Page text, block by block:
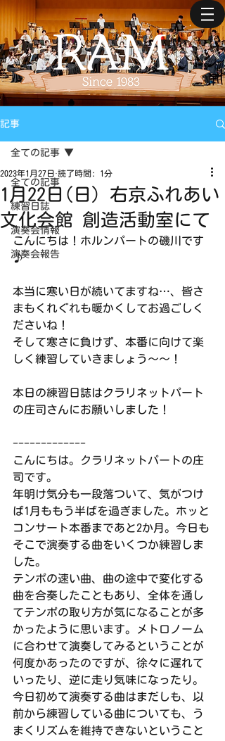
記事
全ての記事
練習日誌
演奏会情報
演奏会報告
全ての記事
1月22日(日) 右京ふれあい
文化会館 創造活動室にて
2023年1月27日 読了時間: 1分
こんにちは！ホルンパートの磯川です
♪
本当に寒い日が続いてますね…、皆さ
まもくれぐれも暖かくしてお過ごしく
ださいね！
そして寒さに負けず、本番に向けて楽
しく練習していきましょう〜〜！
本日の練習日誌はクラリネットパート
の庄司さんにお願いしました！
-------------
こんにちは。クラリネットパートの庄
司です。
年明け気分も一段落ついて、気がつけ
ば1月ももう半ばを過ぎました。ホッと
コンサート本番まであと2か月。今日も
そこで演奏する曲をいくつか練習しま
した。
テンポの速い曲、曲の途中で変化する
曲を合奏したこともあり、全体を通し
てテンポの取り方が気になることが多
かったように思います。メトロノーム
に合わせて演奏してみるということが
何度かあったのですが、徐々に遅れて
いったり、逆に走り気味になったり。
今日初めて演奏する曲はまだしも、以
前から練習している曲についても、う
まくリズムを維持できないということ